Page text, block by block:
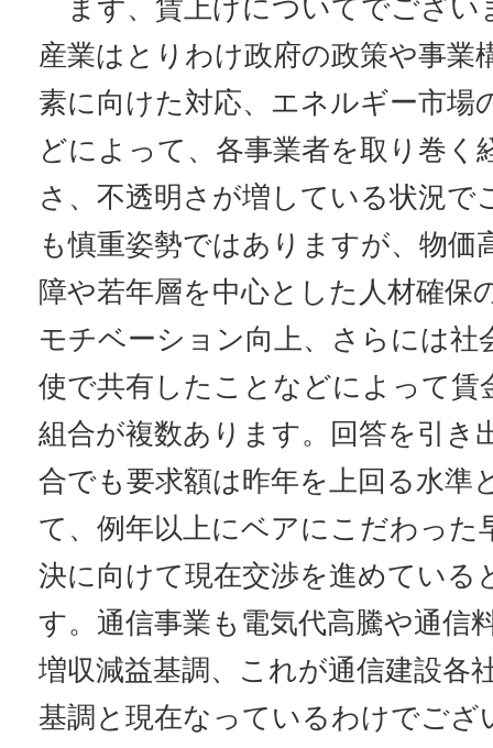
まず、賃上げについてでござい
産業はとりわけ政府の政策や事業
素に向けた対応、エネルギー市場
どによって、各事業者を取り巻く
さ、不透明さが増している状況で
も慎重姿勢ではありますが、物価
障や若年層を中心とした人材確保
モチベーション向上、さらには社
使で共有したことなどによって賃
組合が複数あります。回答を引き
合でも要求額は昨年を上回る水準
て、例年以上にベアにこだわった
決に向けて現在交渉を進めている
す。通信事業も電気代高騰や通信
増収減益基調、これが通信建設各
基調と現在なっているわけでござ